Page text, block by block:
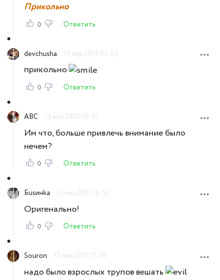
Прикольно
0 Ответить
devchusha 13 мая 2007 06:05
прикольно
0 Ответить
ABC 13 мая 2007 06:57
Им что, больше привлечь внимание было
нечем?
0 Ответить
Бusинka 13 мая 2007 10:52
Оригенально!
0 Ответить
Souron 13 мая 2007 17:49
надо было взрослых трупов вешать